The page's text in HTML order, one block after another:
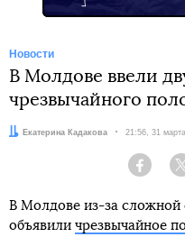
Новости
В Молдове ввели
чрезвычайного
Автор:Екатерина Кадакова Дата:
21:56, 31
В Молдове из-за сложной
объявили чрезвычайное